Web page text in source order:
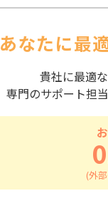
あなたに最
貴社に最適
専門のサポート担